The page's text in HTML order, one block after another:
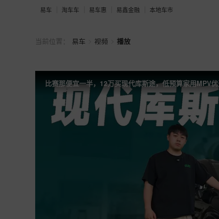
易车 淘车车 易车惠 易鑫金融 本地车市
当前位置： 易车 视频 播放
比赛那便宜一半，12万买现代库斯途，低预算家用MPV